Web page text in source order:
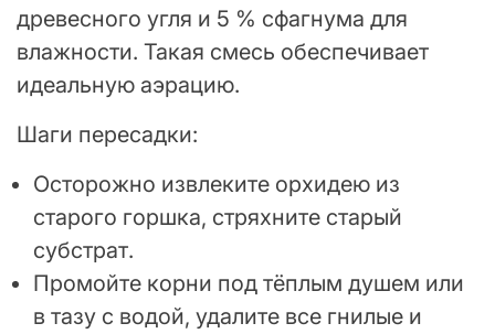
древесного угля и 5 % сфагнума для
влажности. Такая смесь обеспечивает
идеальную аэрацию.
Шаги пересадки:
Осторожно извлеките орхидею из
старого горшка, стряхните старый
субстрат.
Промойте корни под тёплым душем или
в тазу с водой, удалите все гнилые и